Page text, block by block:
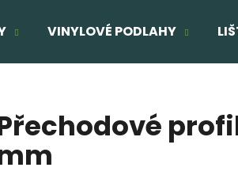
VINYLOVÉ PODLAHY